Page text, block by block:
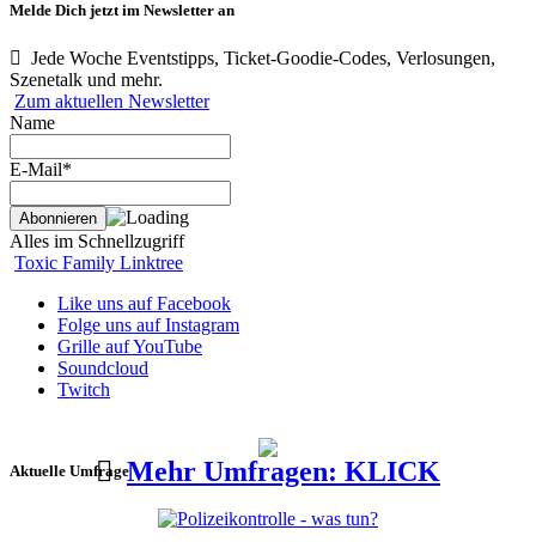
Melde Dich jetzt im Newsletter an
Jede Woche Eventstipps, Ticket-Goodie-Codes, Verlosungen,
Szenetalk und mehr.
Zum aktuellen Newsletter
Name
E-Mail*
Alles im Schnellzugriff
Toxic Family Linktree
Like uns auf Facebook
Folge uns auf Instagram
Grille auf YouTube
Soundcloud
Twitch
Aktuelle UmfrageMehr Umfragen: KLICK